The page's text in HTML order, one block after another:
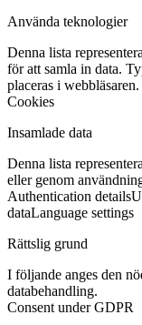
Använda teknologier
Denna lista
för att samla in data.
placeras i webbläsaren.
Cookies
Insamlade data
Denna lista
eller genom
Authentication details
dataLanguage settings
Rättslig grund
I följande anges den
databehandling.
Consent under GDPR